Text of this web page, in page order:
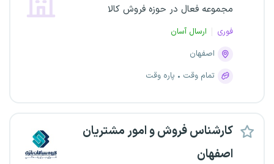
مجموعه فعال در حوزه فروش کالا
فوری
ارسال آسان
اصفهان
تمام وقت
پاره وقت
کارشناس فروش و امور مشتریان
اصفهان